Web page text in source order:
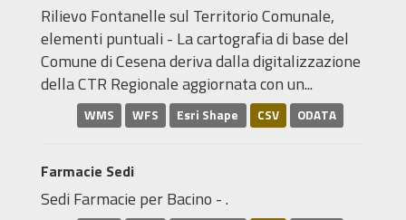
Rilievo Fontanelle sul Territorio Comunale,
elementi puntuali - La cartografia di base del
Comune di Cesena deriva dalla digitalizzazione
della CTR Regionale aggiornata con un...
WMS WFS Esri Shape CSV ODATA
Farmacie Sedi
Sedi Farmacie per Bacino - .